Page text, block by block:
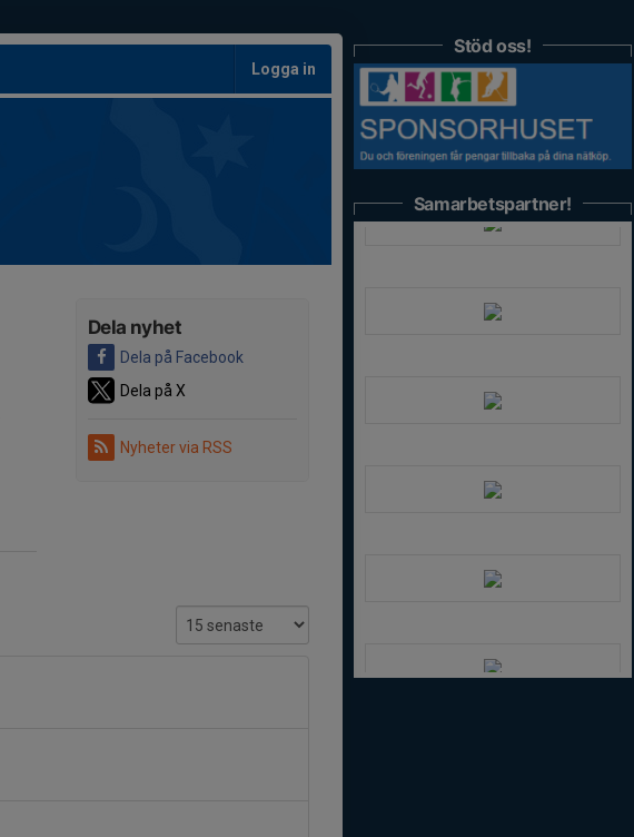
Logga in
Dela nyhet
Dela på Facebook
Dela på X
Nyheter via RSS
Stöd oss!
Samarbetspartner!